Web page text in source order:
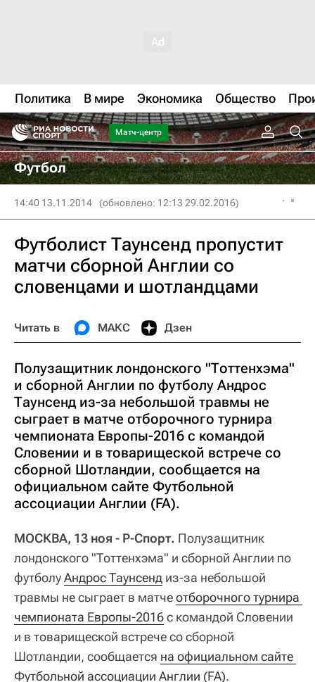
Политика В мире Экономика Общество
Матч-центр
Футбол
14:40 13.11.2014 (обновлено: 12:13 29.02.2016)
Футболист Таунсенд пропустит
матчи сборной Англии со
словенцами и шотландцами
Читать в МАКС Дзен
Полузащитник лондонского "Тоттенхэма"
и сборной Англии по футболу Андрос
Таунсенд из-за небольшой травмы не
сыграет в матче отборочного турнира
чемпионата Европы-2016 с командой
Словении и в товарищеской встрече со
сборной Шотландии, сообщается на
официальном сайте Футбольной
ассоциации Англии (FA).
МОСКВА, 13 ноя - Р-Спорт. Полузащитник
лондонского "Тоттенхэма" и сборной Англии по
футболуАндрос Таунсенд из-за небольшой
травмы не сыграет в матчеотборочного турнира
чемпионата Европы-2016с командой Словении
и в товарищеской встрече со сборной
Шотландии, сообщается на официальном сайте
Футбольной ассоциации Англии (FA).